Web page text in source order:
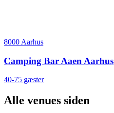
8000 Aarhus
Camping Bar Aaen Aarhus
40-75 gæster
Alle venues siden